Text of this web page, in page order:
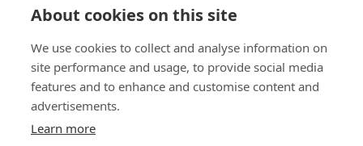
In English
Standardavtal
Snabblänkar
About cookies on this site
We use cookies to collect and analyse information on
site performance and usage, to provide social media
features and to enhance and customise content and
advertisements.
Learn more